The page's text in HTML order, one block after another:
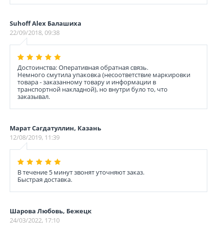
Suhoff Alex Балашиха
22/09/2018, 09:38
Достоинства: Оперативная обратная связь.
Немного смутила упаковка (несоответствие маркировки
товара - заказанному товару и информации в
транспортной накладной), но внутри було то, что
заказывал.
Марат Сагдатуллин, Казань
12/08/2019, 11:39
В течение 5 минут звонят уточняют заказ.
Быстрая доставка.
Шарова Любовь, Бежецк
24/03/2022, 17:10